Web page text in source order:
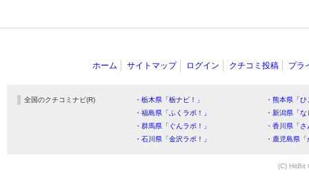
ホーム サイトマップ ログイン クチコミ投稿 プラ
全国のクチコミナビ(R) ・栃木県「栃ナビ！」
・熊本県「
・福島県「ふくラボ！」
・新潟県「
・群馬県「ぐんラボ！」
・香川県「
・石川県「金沢ラボ！」
・鹿児島県
(C) HitBit